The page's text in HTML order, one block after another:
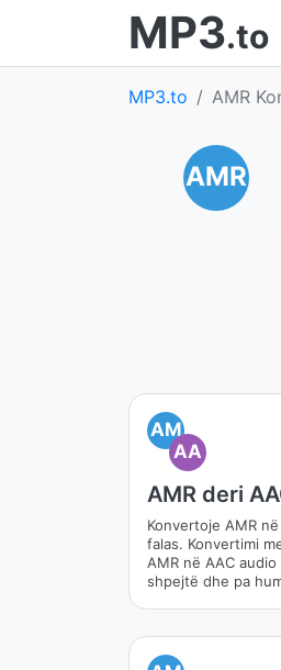
MP3.to
MP3.to AMR
AMR
AM
AA
AMR deri
Konvertoje AMR
falas. Konvertimi
AMR në AAC
shpejtë dhe pa